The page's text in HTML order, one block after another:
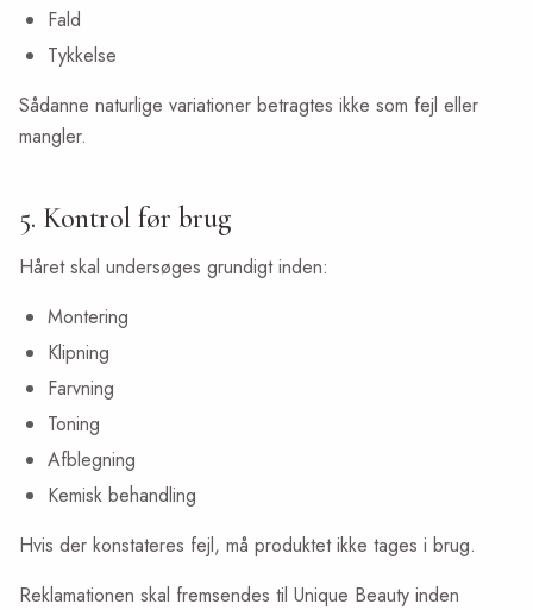
Fald
Tykkelse
Sådanne naturlige variationer betragtes ikke som fejl eller
mangler.
5. Kontrol før brug
Håret skal undersøges grundigt inden:
Montering
Klipning
Farvning
Toning
Afblegning
Kemisk behandling
Hvis der konstateres fejl, må produktet ikke tages i brug.
Reklamationen skal fremsendes til Unique Beauty inden